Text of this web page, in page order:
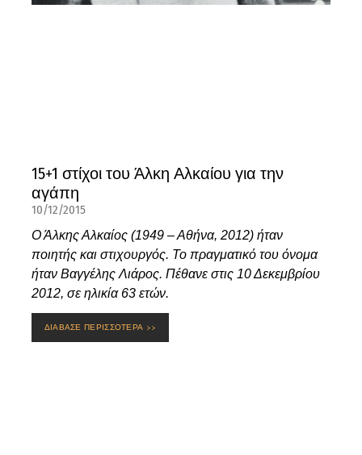
15+1 στίχοι του Άλκη Αλκαίου για την
αγάπη
10/12/2015
Ο Άλκης Αλκαίος (1949 – Αθήνα, 2012) ήταν
ποιητής και στιχουργός. Το πραγματικό του όνομα
ήταν Βαγγέλης Λιάρος. Πέθανε στις 10 Δεκεμβρίου
2012, σε ηλικία 63 ετών.
ΔΙΑΒΑΣΕ ΠΕΡΙΣΣΟΤΕΡΑ >>